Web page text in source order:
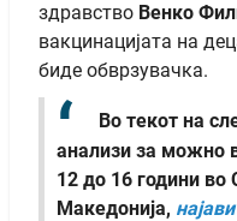
здравство Венко
вакцинацијата на
биде обврзувачка.
Во текот на
анализи за можно
12 до 16 години во
Македонија, најави